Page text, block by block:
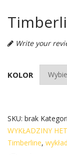
Write your
KOLOR
SKU: brak
WYKŁADZINY
Timberline,